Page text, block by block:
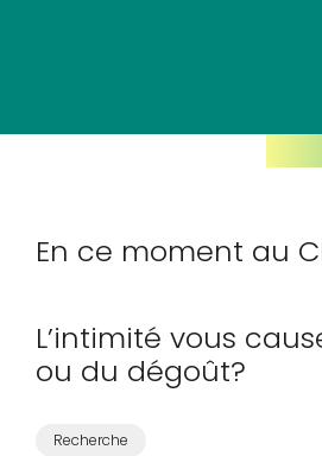
En ce moment au
L’intimité vous
ou du dégoût?
Recherche